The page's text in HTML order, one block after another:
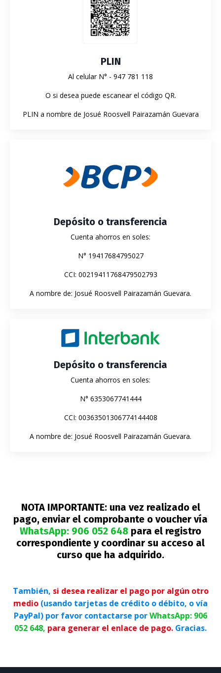
PLIN
Al celular N° - 947 781 118
O si desea puede escanear el código QR.
PLIN a nombre de Josué Roosvell Pairazamán Guevara
Depósito o transferencia
Cuenta ahorros en soles:
N° 19417684795027
CCI: 00219411768479502793
A nombre de: Josué Roosvell Pairazamán Guevara.
Depósito o transferencia
Cuenta ahorros en soles:
N° 6353067741444
CCI: 00363501306774144408
A nombre de: Josué Roosvell Pairazamán Guevara.
NOTA IMPORTANTE:una vez realizado el
pago, enviar el comprobante o voucher vía
WhatsApp: 906 052 648 para el registro
correspondiente y coordinar su acceso al
curso que ha adquirido.
También, si desea realizar el pago por algún otro
medio (usando tarjetas de crédito o débito, o vía
PayPal) por favor contactarse porWhatsApp: 906
052 648, para generar el enlace de pago. Gracias.